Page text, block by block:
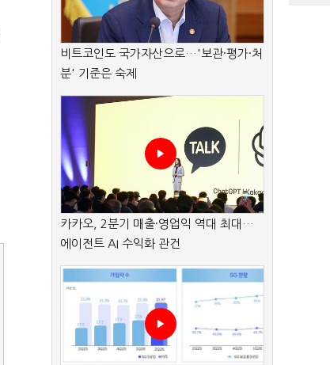
비트코인도 국가자산으로…'보관·평가·처
분' 기준은 숙제
카카오, 2분기 매출·영업익 역대 최대…
에이전트 AI 수익화 관건